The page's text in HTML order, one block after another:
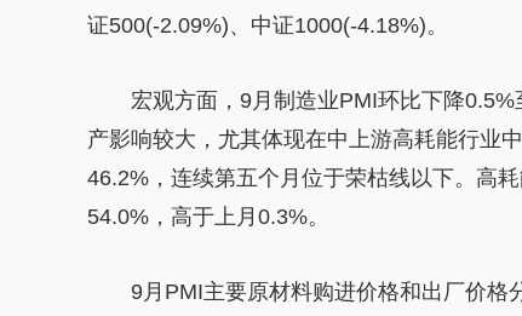
证500(-2.09%)、中证1000(-4.18%)。
宏观方面，9月制造业PMI环比下降
产影响较大，尤其体现在中上游高耗能行业
46.2%，连续第五个月位于荣枯线以下。高
54.0%，高于上月0.3%。
9月PMI主要原材料购进价格和出厂价格